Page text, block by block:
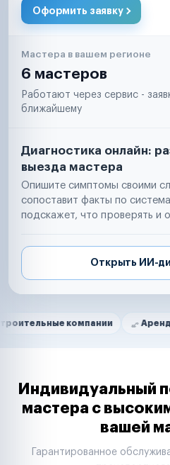
Оформить заявку
Мастера в вашем регионе
6 мастеров
Работают через сервис -
ближайшему
Диагностика онлайн:
выезда мастера
Опишите симптомы своими
сопоставит факты по
подскажет, что проверять и
Открыть ИИ-
Нам доверяют
компании Аренда
Маркетплейсы
Таксопарки
Автодилеры
Строительные компании
Индивидуальный
мастера с
вашей
Гарантированное